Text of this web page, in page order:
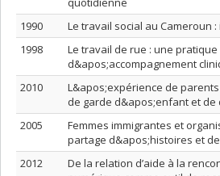
1990
Le travail social au Cameroun
1998
Le travail de rue : une pratique
d&apos;accompagnement
2010
L&apos;expérience de
de garde d&apos;enfant et de
2005
Femmes immigrantes et
partage d&apos;histoires et
2012
De la relation d’aide à la